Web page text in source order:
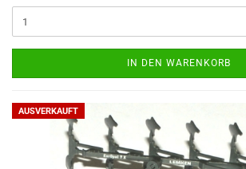
IN DEN WARENKORB
AUSVERKAUFT